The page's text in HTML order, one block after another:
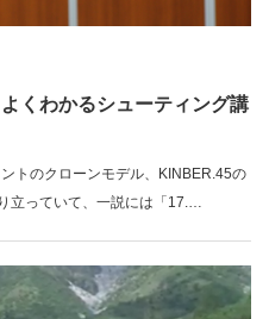
くわかるシューティング講
トのクローンモデル、KINBER.45の
立っていて、一説には「17.…